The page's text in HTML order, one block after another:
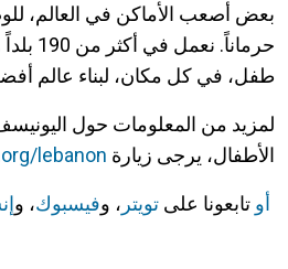
بعض أصعب الأماكن في العالم،
حرماناً.
طفل، في كل مكان، لبناء عالم
لمزيد من المعلومات حول
الأطفال، يرجى زيارة lebanon/
أو تابعونا على تويتر ، وفيسبوك، و